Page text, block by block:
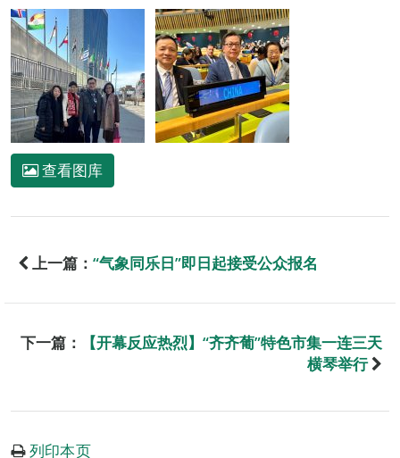
查看图库
上一篇： “气象同乐日”即日起接受公众报名
下一篇：
【开幕反应热烈】“齐齐葡”特色市集一连三天
横琴举行
列印本页